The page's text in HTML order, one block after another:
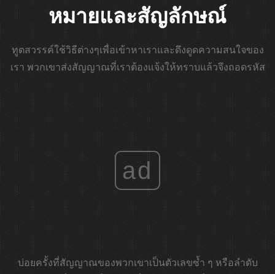
หมายและสัญลักษณ์
ทูตสวรรค์ใช้วิธีต่างๆเพื่อเข้าหาเราและดึงดูดความสนใจของ
เรา พวกเขาส่งสัญญาณที่เราต้องแจ้งให้ทราบแล้วจึงถอดรหัส
ad
บ่อยครั้งที่สัญญาณของพวกเขาเป็นตัวเลขซ้ำ ๆ หรือลำดับ